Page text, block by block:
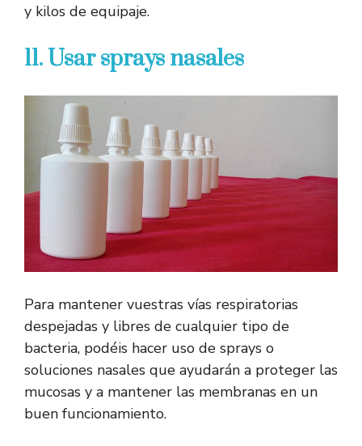
y kilos de equipaje.
11. Usar sprays nasales
Para mantener vuestras vías respiratorias
despejadas y libres de cualquier tipo de
bacteria, podéis hacer uso de sprays o
soluciones nasales que ayudarán a proteger las
mucosas y a mantener las membranas en un
buen funcionamiento.